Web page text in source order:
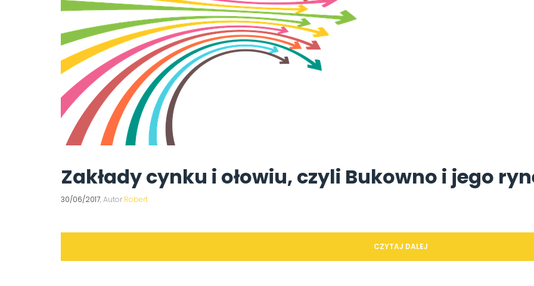
Zakłady cynku i ołowiu, czyli Bukowno i jego
30/06/2017, Autor Robert
CZYTAJ DALEJ